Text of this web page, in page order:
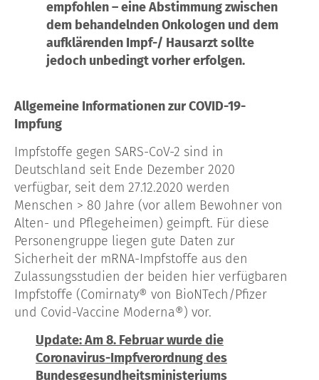
empfohlen – eine Abstimmung zwischen
dem behandelnden Onkologen und dem
aufklärenden Impf-/ Hausarzt sollte
jedoch unbedingt vorher erfolgen.
Allgemeine Informationen zur COVID-19-
Impfung
Impfstoffe gegen SARS-CoV-2 sind in
Deutschland seit Ende Dezember 2020
verfügbar, seit dem 27.12.2020 werden
Menschen > 80 Jahre (vor allem Bewohner von
Alten- und Pflegeheimen) geimpft. Für diese
Personengruppe liegen gute Daten zur
Sicherheit der mRNA-Impfstoffe aus den
Zulassungsstudien der beiden hier verfügbaren
Impfstoffe (Comirnaty® von BioNTech/Pfizer
und Covid-Vaccine Moderna®) vor.
Update: Am 8. Februar wurde die
Coronavirus-Impfverordnung des
Bundesgesundheitsministeriums